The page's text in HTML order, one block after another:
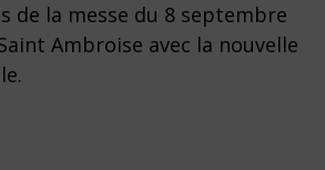
de la messe du 8 septembre
Ambroise avec la nouvelle